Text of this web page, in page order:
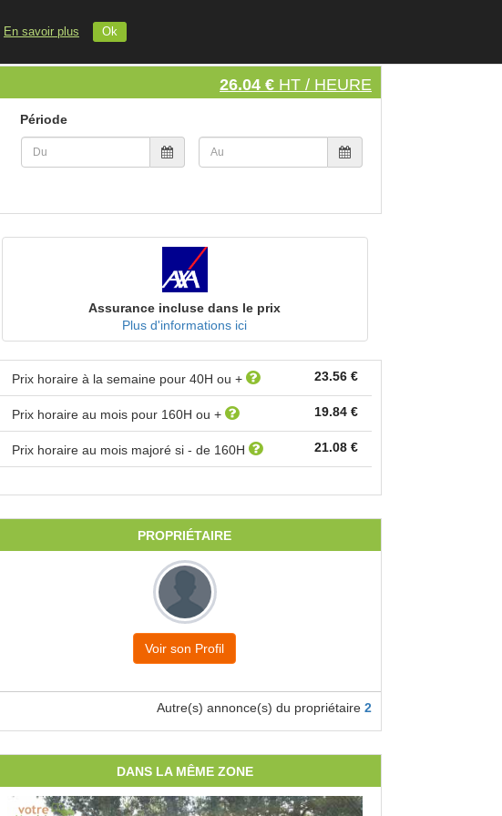
INSCRIVEZ VOTRE MATERIEL
En savoir plus Ok
26.04 € HT / HEURE
Période
Assurance incluse dans le prix
Plus d'informations ici
Prix horaire à la semaine pour 40H ou + 23.56 €
Prix horaire au mois pour 160H ou + 19.84 €
Prix horaire au mois majoré si - de 160H 21.08 €
PROPRIÉTAIRE
Voir son Profil
Autre(s) annonce(s) du propriétaire 2
DANS LA MÊME ZONE